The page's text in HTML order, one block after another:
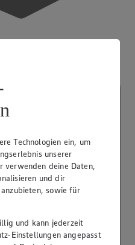
Technologien ein, um
unserer
verwenden deine Daten,
und dir
sowie für
und kann jederzeit
Einstellungen angepasst